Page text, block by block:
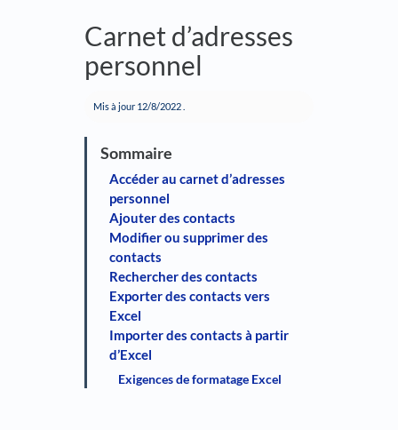
Carnet d’adresses
personnel
Mis à jour 12/8/2022
Accéder au carnet d’adresses
personnel
Ajouter des contacts
Modifier ou supprimer des
contacts
Rechercher des contacts
Exporter des contacts vers
Excel
Importer des contacts à partir
d’Excel
Exigences de formatage Excel